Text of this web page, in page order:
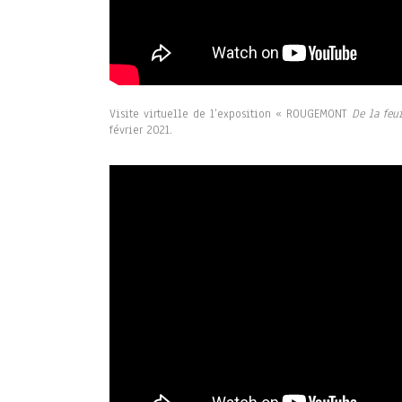
Visite virtuelle de l’exposition « ROUGEMONT De la
février 2021.